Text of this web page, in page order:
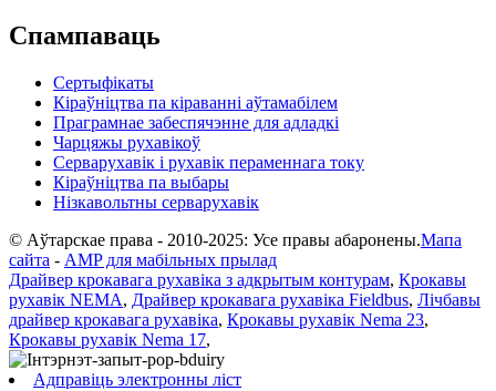
Спампаваць
Сертыфікаты
Кіраўніцтва па кіраванні аўтамабілем
Праграмнае забеспячэнне для адладкі
Чарцяжы рухавікоў
Серварухавік і рухавік пераменнага току
Кіраўніцтва па выбары
Нізкавольтны серварухавік
© Аўтарскае права - 2010-2025: Усе правы абаронены.Мапа
сайта - AMP для мабільных прылад
Драйвер крокавага рухавіка з адкрытым контурам, Крокавы
рухавік NEMA, Драйвер крокавага рухавіка Fieldbus, Лічбавы
драйвер крокавага рухавіка, Крокавы рухавік Nema 23,
Крокавы рухавік Nema 17,
Адправіць электронны ліст